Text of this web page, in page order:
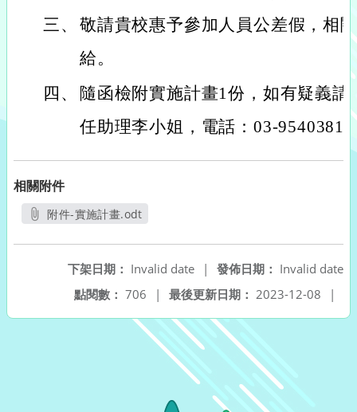
三、 敬請貴校惠予參加人員公差假，相
給。
四、
隨函檢附實施計畫1份，如有疑義
任助理李小姐，電話：03-9540381
相關附件
附件-實施計畫.odt
發佈日期： Invalid date
下架日期： Invalid date
|
最後更新日期： 2023-12-08 |
點閱數： 706 |